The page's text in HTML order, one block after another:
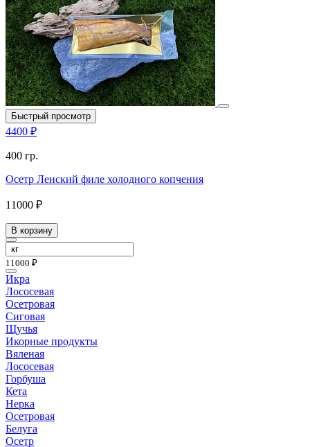
Быстрый просмотр
4400 ₽
400 гр.
Осетр Ленский филе холодного копчения
11000 ₽
В корзину
11000 ₽
Икра
Лососевая
Осетровая
Сиговая
Щучья
Икорные продукты
Вяленая
Лососевая
Горбуша
Кета
Нерка
Осетровая
Белуга
Осетр